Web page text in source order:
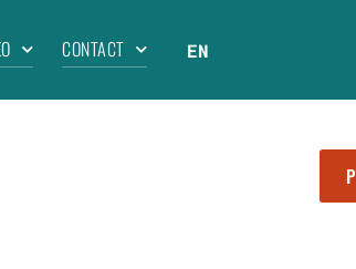
CONTACT EN